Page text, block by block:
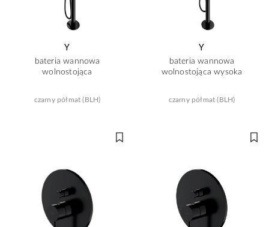
Y
bateria wannowa
wolnostojąca
czarny półmat (BLH)
Y
bateria wannowa
wolnostojąca wysoka
czarny półmat (BLH)